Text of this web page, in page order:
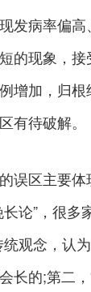
发病率偏
的现象，接
增加，归
有待破解。
误区主要
论”，很多
观念，认
长的;第二，